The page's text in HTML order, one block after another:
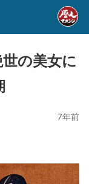
世の美女に
7年前